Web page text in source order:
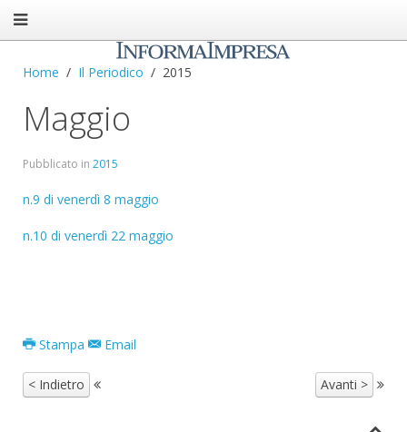
Home Il Periodico 2015
Maggio
Pubblicato in 2015
n.9 di venerdì 8 maggio
n.10 di venerdì 22 maggio
Stampa Email
< Indietro Avanti >